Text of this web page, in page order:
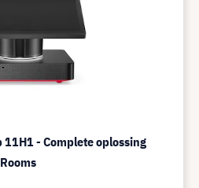
- Complete oplossing